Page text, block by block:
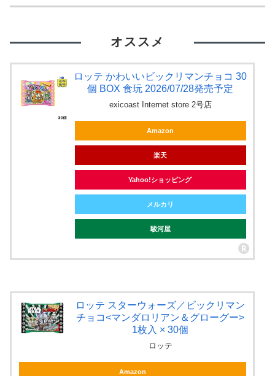
オススメ
ロッテ かわいいビックリマンチョコ 30
個 BOX 食玩 2026/07/28発売予定
exicoast Internet store 2号店
Amazon
楽天
Yahoo!ショッピング
メルカリ
駿河屋
ロッテ スターウォーズ／ビックリマン
チョコ<マンダロリアン＆グローグー>
1枚入 × 30個
ロッテ
Amazon